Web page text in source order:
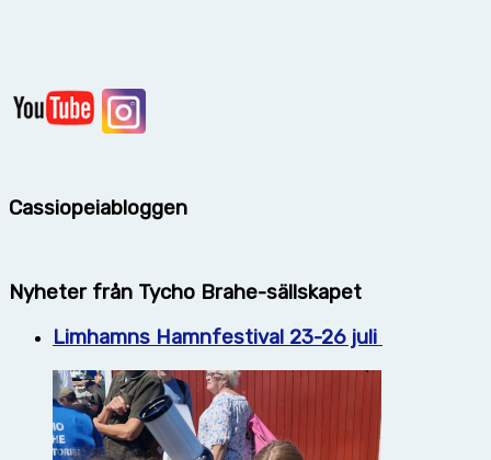
Cassiopeiabloggen
Nyheter från Tycho Brahe-sällskapet
Limhamns Hamnfestival 23-26 juli